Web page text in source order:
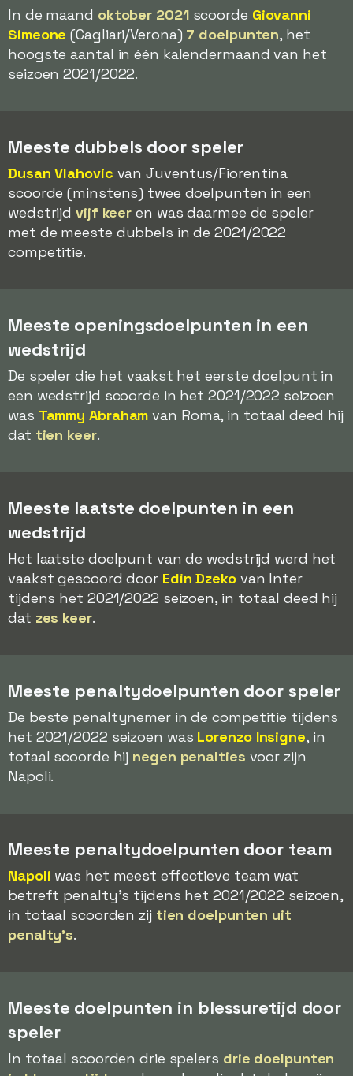
In de maand oktober 2021scoorde Giovanni
Simeone (Cagliari/Verona) 7 doelpunten, het
hoogste aantal in één kalendermaand van het
seizoen 2021/2022.
Meeste dubbels door speler
Dusan Vlahovic van Juventus/Fiorentina
scoorde (minstens) twee doelpunten in een
wedstrijdvijf keer en was daarmee de speler
met de meeste dubbels in de 2021/2022
competitie.
Meeste openingsdoelpunten in een
wedstrijd
De speler die het vaakst het eerste doelpunt in
een wedstrijd scoorde in het 2021/2022 seizoen
was Tammy Abraham van Roma, in totaal deed hij
dat tien keer.
Meeste laatste doelpunten in een
wedstrijd
Het laatste doelpunt van de wedstrijd werd het
vaakst gescoord door Edin Dzekovan Inter
tijdens het 2021/2022 seizoen, in totaal deed hij
dat zes keer.
Meeste penaltydoelpunten door speler
De beste penaltynemer in de competitie tijdens
het 2021/2022 seizoen was Lorenzo Insigne, in
totaal scoorde hij negen penalties voor zijn
Napoli.
Meeste penaltydoelpunten door team
Napoli was het meest effectieve team wat
betreft penalty's tijdens het 2021/2022 seizoen,
in totaal scoorden zij tien doelpunten uit
penalty's.
Meeste doelpunten in blessuretijd door
speler
In totaal scoorden drie spelers drie doelpunten